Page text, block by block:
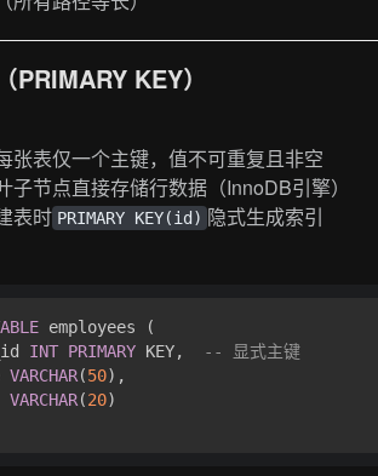
PRIMARY KEY）
张表仅一个主键，值不可重复且非空
子节点直接存储行数据（InnoDB引擎）
表时 PRIMARY KEY(id) 隐式生成索引
employees (
INT PRIMARY KEY,
-- 显式主键
VARCHAR(50),
VARCHAR(20)